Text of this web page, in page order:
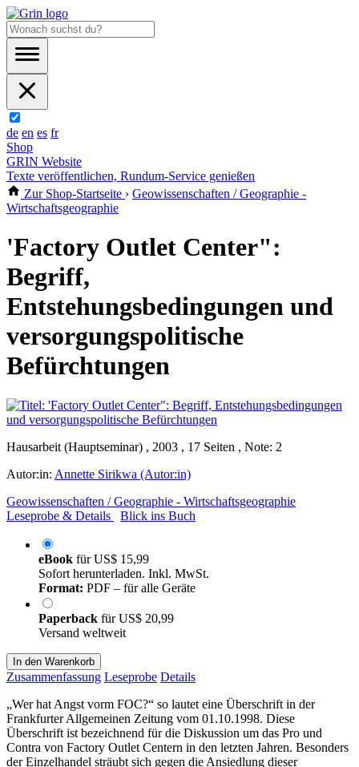
de en es fr
Shop
GRIN Website
Texte veröffentlichen, Rundum-Service genießen
Zur Shop-Startseite › Geowissenschaften / Geographie -
Wirtschaftsgeographie
'Factory Outlet Center":
Begriff,
Entstehungsbedingungen und
versorgungspolitische
Befürchtungen
Hausarbeit (Hauptseminar) , 2003 , 17 Seiten , Note: 2
Autor:in: Annette Sirikwa (Autor:in)
Geowissenschaften / Geographie - Wirtschaftsgeographie
Leseprobe & Details
Blick ins Buch
eBook fürUS$ 15,99
Sofort herunterladen. Inkl. MwSt.
Format: PDF – für alle Geräte
Paperback fürUS$ 20,99
Versand weltweit
In den Warenkorb
Zusammenfassung Leseprobe Details
„Wer hat Angst vorm FOC?“ so lautet eine Überschrift in der
Frankfurter Allgemeinen Zeitung vom 01.10.1998. Diese
Überschrift ist bezeichnend für die Diskussion um das Pro und
Contra von Factory Outlet Centern in den letzten Jahren. Besonders
der Einzelhandel sträubt sich gegen die Ansiedlung dieser